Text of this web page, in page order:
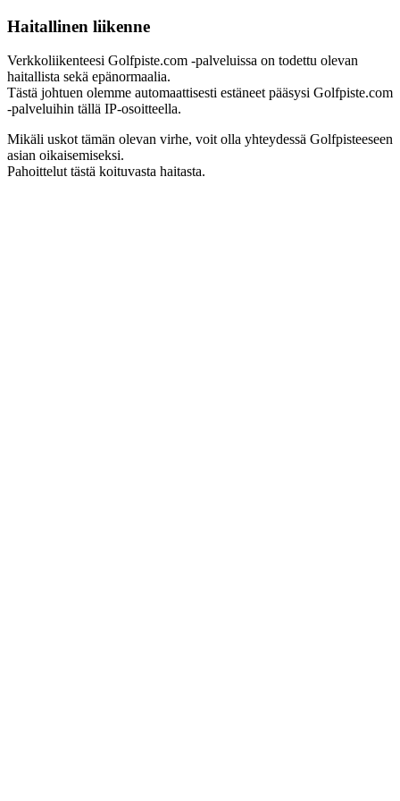
Haitallinen liikenne
Verkkoliikenteesi Golfpiste.com -palveluissa on todettu olevan
haitallista sekä epänormaalia.
Tästä johtuen olemme automaattisesti estäneet pääsysi Golfpiste.com
-palveluihin tällä IP-osoitteella.
Mikäli uskot tämän olevan virhe, voit olla yhteydessä Golfpisteeseen
asian oikaisemiseksi.
Pahoittelut tästä koituvasta haitasta.